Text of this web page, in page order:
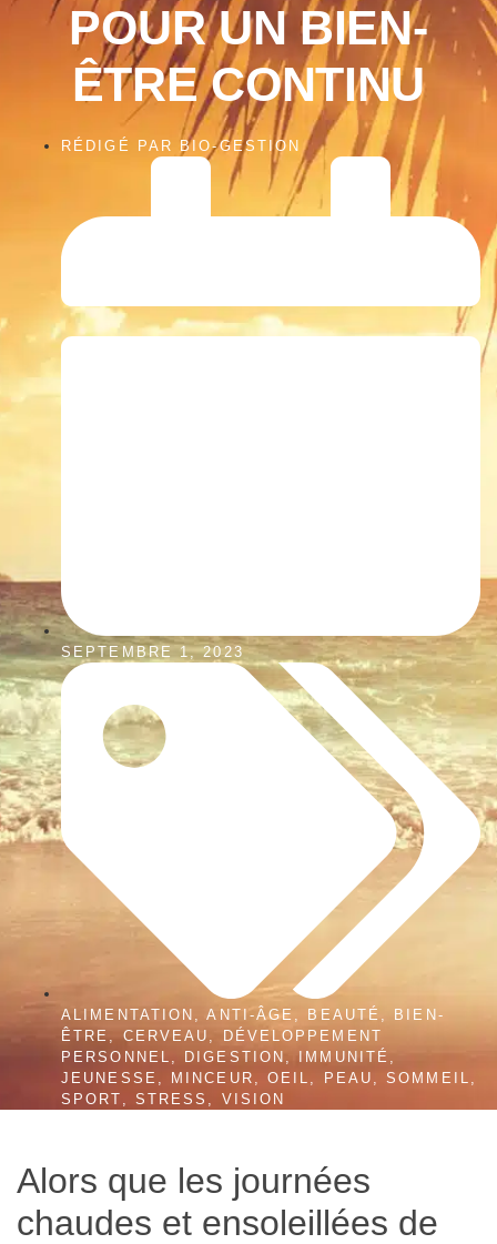
POUR UN BIEN-
ÊTRE CONTINU
RÉDIGÉ PAR BIO-GESTION
SEPTEMBRE 1, 2023
ALIMENTATION ,ANTI-ÂGE BEAUTÉ
BIEN-
ÊTRE
CERVEAU
DÉVELOPPEMENT
PERSONNEL
DIGESTION IMMUNITÉ
JEUNESSE
MINCEUR OEIL PEAU ,SOMMEIL
SPORT
STRESS VISION
Alors que les journées
chaudes et ensoleillées de